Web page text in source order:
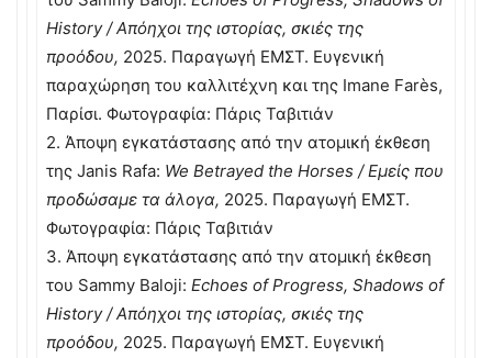
History / Απόηχοι της ιστορίας, σκιές της
προόδου, 2025. Παραγωγή ΕΜΣΤ. Ευγενική
παραχώρηση του καλλιτέχνη και της Imane Farès,
Παρίσι. Φωτογραφία: Πάρις Ταβιτιάν
2. Άποψη εγκατάστασης από την ατομική έκθεση
της Janis Rafa: We Betrayed the Horses / Εμείς που
προδώσαμε τα άλογα, 2025. Παραγωγή ΕΜΣΤ.
Φωτογραφία: Πάρις Ταβιτιάν
3. Άποψη εγκατάστασης από την ατομική έκθεση
του Sammy Baloji: Echoes of Progress, Shadows of
History / Απόηχοι της ιστορίας, σκιές της
προόδου, 2025. Παραγωγή ΕΜΣΤ. Ευγενική